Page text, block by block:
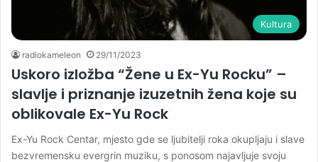
Kultura
radiokameleon 29/11/2023
Uskoro izložba “Žene u Ex-Yu Rocku” –
slavlje i priznanje izuzetnih žena koje su
oblikovale Ex-Yu Rock
Ex-Yu Rock Centar, mjesto gde se ljubitelji roka okupljaju i slave
bezvremensku evergrin muziku, s ponosom najavljuje svoju